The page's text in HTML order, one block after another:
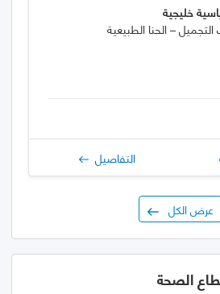
خليجية
– الحنا الطبيعية
التفاصيل
عرض الكل
الصحة